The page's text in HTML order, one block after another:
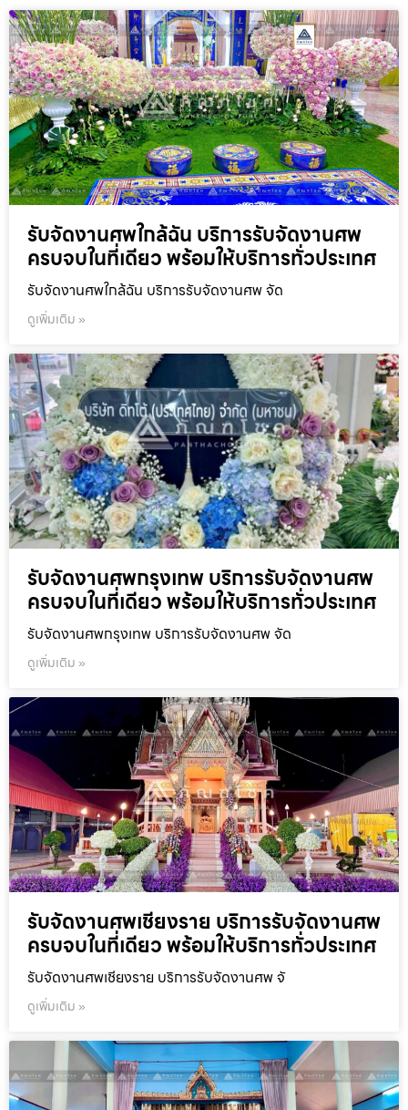
รับจัดงานศพใกล้ฉัน บริการรับจัดงานศพ
ครบจบในที่เดียว พร้อมให้บริการทั่วประเทศ
รับจัดงานศพใกล้ฉัน บริการรับจัดงานศพ จัด
ดูเพิ่มเติม »
รับจัดงานศพกรุงเทพ บริการรับจัดงานศพ
ครบจบในที่เดียว พร้อมให้บริการทั่วประเทศ
รับจัดงานศพกรุงเทพ บริการรับจัดงานศพ จัด
ดูเพิ่มเติม »
รับจัดงานศพเชียงราย บริการรับจัดงานศพ
ครบจบในที่เดียว พร้อมให้บริการทั่วประเทศ
รับจัดงานศพเชียงราย บริการรับจัดงานศพ จั
ดูเพิ่มเติม »